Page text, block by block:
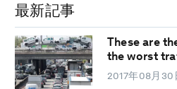
最新記事
These are
the worst
2017年08月30